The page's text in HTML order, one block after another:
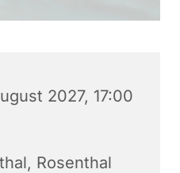
2027, 17:00
Rosenthal